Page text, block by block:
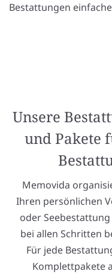
Bestattungen
Unsere
und Pakete
Memovida
Ihren persönlichen
oder
bei allen Schritten
Für jede
Komplettpakete